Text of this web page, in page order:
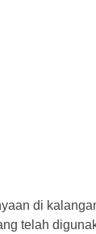
di
telah